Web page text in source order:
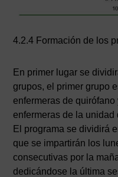
4.2.4 Formación de los
En primer lugar se
grupos, el primer grupo
enfermeras de
enfermeras de la
El programa se dividirá
que se impartirán los
consecutivas por la
dedicándose la última